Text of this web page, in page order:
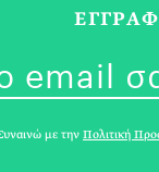
με την Πολιτική